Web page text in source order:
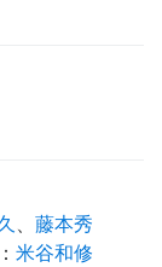
、 藤本秀
： 米谷和修